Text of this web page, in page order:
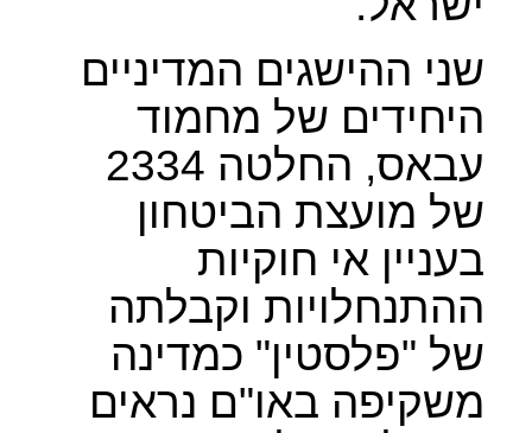
שני ההישגים המדיניים
היחידים של מחמוד
עבאס, החלטה 2334
של מועצת הביטחון
בעניין אי חוקיות
ההתנחלויות וקבלתה
של "פלסטין" כמדינה
משקיפה באו"ם נראים